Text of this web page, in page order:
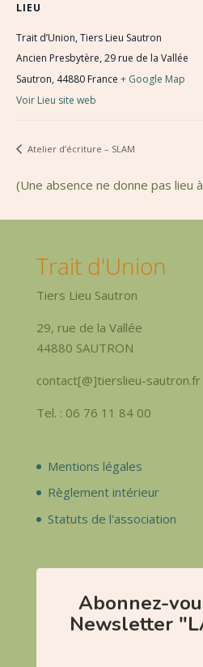
LIEU
Trait d’Union, Tiers Lieu Sautron
Ancien Presbytère, 29 rue de la Vallée
Sautron, 44880 France + Google Map
Voir Lieu site web
Atelier d’écriture – SLAM
(Une absence ne donne pas lieu
Trait d'Union
Tiers Lieu Sautron
29, rue de la Vallée
44880 SAUTRON
contact[@]tierslieu-sautron.fr
Tel. : 06 76 11 84 00
Mentions légales
Règlement intérieur
Statuts de l'association
Abonnez-
Newsletter